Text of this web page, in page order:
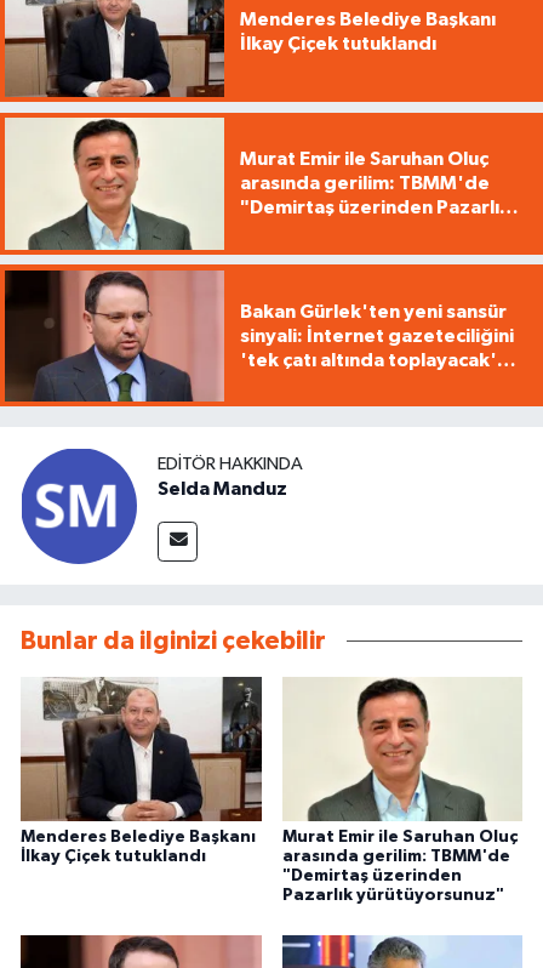
Menderes Belediye Başkanı
İlkay Çiçek tutuklandı
Murat Emir ile Saruhan Oluç
arasında gerilim: TBMM'de
"Demirtaş üzerinden Pazarlık
Bakan Gürlek'ten yeni sansür
sinyali: İnternet gazeteciliğini
'tek çatı altında toplayacak'
EDITÖR HAKKINDA
Selda Manduz
Bunlar da ilginizi çekebilir
Menderes Belediye Başkanı
İlkay Çiçek tutuklandı
Murat Emir ile Saruhan Oluç
arasında gerilim: TBMM'de
"Demirtaş üzerinden
Pazarlık yürütüyorsunuz"